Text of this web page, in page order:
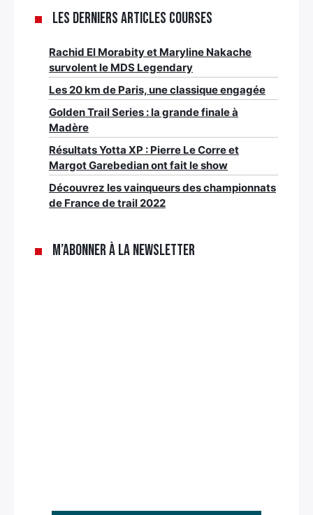
Les derniers articles Courses
Rachid El Morabity et Maryline Nakache
survolent le MDS Legendary
Les 20 km de Paris, une classique engagée
Golden Trail Series : la grande finale à
Madère
Résultats Yotta XP : Pierre Le Corre et
Margot Garebedian ont fait le show
Découvrez les vainqueurs des championnats
de France de trail 2022
M’abonner à la newsletter